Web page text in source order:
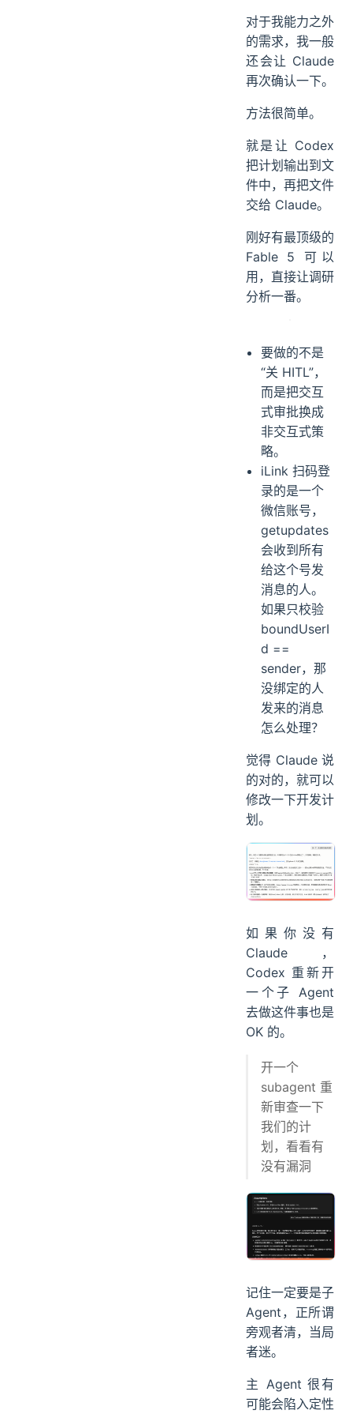
对于我能力之外
的需求，我一般
还会让 Claude
再次确认一下。
方法很简单。
就是让 Codex
把计划输出到文
件中，再把文件
交给 Claude。
刚好有最顶级的
Fable 5 可以
用，直接让调研
分析一番。
要做的不是
“关 HITL”，
而是把交互
式审批换成
非交互式策
略。
iLink 扫码登
录的是一个
微信账号，
getupdates
会收到所有
给这个号发
消息的人。
如果只校验
boundUserI
d ==
sender，那
没绑定的人
发来的消息
怎么处理？
觉得 Claude 说
的对的，就可以
修改一下开发计
划。
如果你没有
Claude，
Codex 重新开
一个子 Agent
去做这件事也是
OK 的。
开一个
subagent 重
新审查一下
我们的计
划，看看有
没有漏洞
记住一定要是子
Agent，正所谓
旁观者清，当局
者迷。
主 Agent 很有
可能会陷入定性